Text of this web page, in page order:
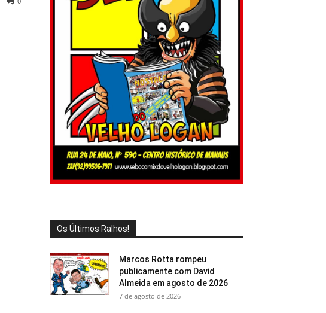
Os Últimos Ralhos!
Marcos Rotta rompeu
publicamente com David
Almeida em agosto de 2026
7 de agosto de 2026